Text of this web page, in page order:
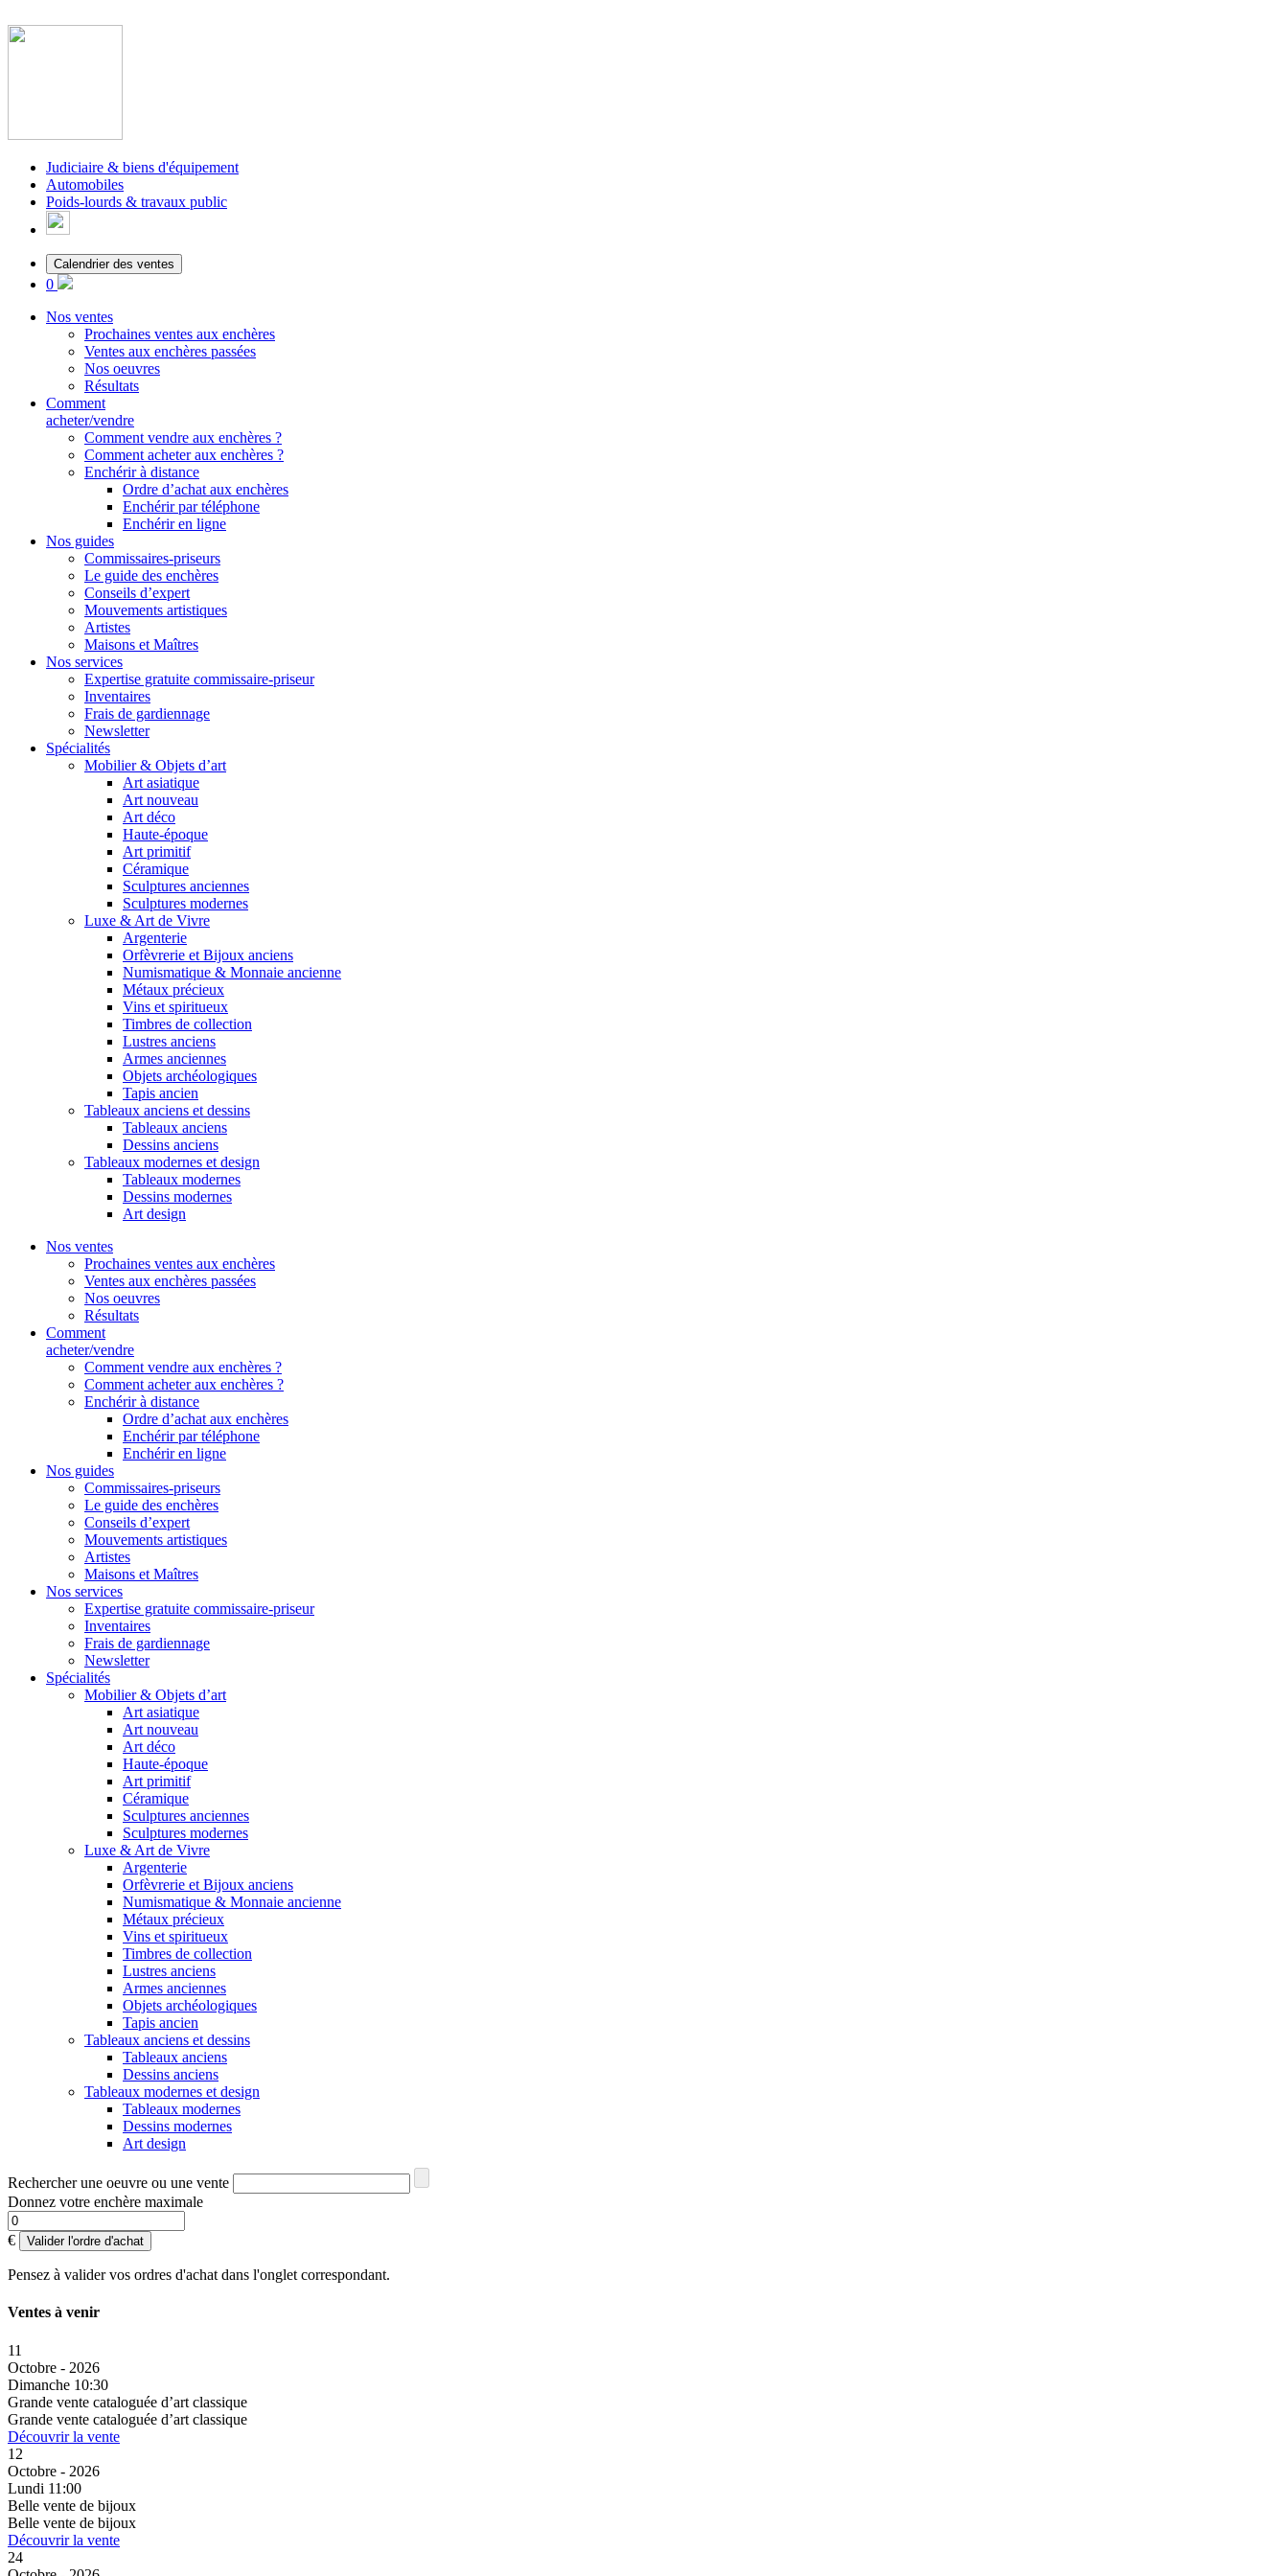
Judiciaire & biens d'équipement
Automobiles
Poids-lourds & travaux public
Calendrier des ventes
0
Nos ventes
Prochaines ventes aux enchères
Ventes aux enchères passées
Nos oeuvres
Résultats
Comment
acheter/vendre
Comment vendre aux enchères ?
Comment acheter aux enchères ?
Enchérir à distance
Ordre d’achat aux enchères
Enchérir par téléphone
Enchérir en ligne
Nos guides
Commissaires-priseurs
Le guide des enchères
Conseils d’expert
Mouvements artistiques
Artistes
Maisons et Maîtres
Nos services
Expertise gratuite commissaire-priseur
Inventaires
Frais de gardiennage
Newsletter
Spécialités
Mobilier & Objets d’art
Art asiatique
Art nouveau
Art déco
Haute-époque
Art primitif
Céramique
Sculptures anciennes
Sculptures modernes
Luxe & Art de Vivre
Argenterie
Orfèvrerie et Bijoux anciens
Numismatique & Monnaie ancienne
Métaux précieux
Vins et spiritueux
Timbres de collection
Lustres anciens
Armes anciennes
Objets archéologiques
Tapis ancien
Tableaux anciens et dessins
Tableaux anciens
Dessins anciens
Tableaux modernes et design
Tableaux modernes
Dessins modernes
Art design
Nos ventes
Prochaines ventes aux enchères
Ventes aux enchères passées
Nos oeuvres
Résultats
Comment
acheter/vendre
Comment vendre aux enchères ?
Comment acheter aux enchères ?
Enchérir à distance
Ordre d’achat aux enchères
Enchérir par téléphone
Enchérir en ligne
Nos guides
Commissaires-priseurs
Le guide des enchères
Conseils d’expert
Mouvements artistiques
Artistes
Maisons et Maîtres
Nos services
Expertise gratuite commissaire-priseur
Inventaires
Frais de gardiennage
Newsletter
Spécialités
Mobilier & Objets d’art
Art asiatique
Art nouveau
Art déco
Haute-époque
Art primitif
Céramique
Sculptures anciennes
Sculptures modernes
Luxe & Art de Vivre
Argenterie
Orfèvrerie et Bijoux anciens
Numismatique & Monnaie ancienne
Métaux précieux
Vins et spiritueux
Timbres de collection
Lustres anciens
Armes anciennes
Objets archéologiques
Tapis ancien
Tableaux anciens et dessins
Tableaux anciens
Dessins anciens
Tableaux modernes et design
Tableaux modernes
Dessins modernes
Art design
Rechercher une oeuvre ou une vente
Donnez votre enchère maximale
€ Valider l'ordre d'achat
Pensez à valider vos ordres d'achat dans l'onglet correspondant.
Ventes à venir
11
Octobre - 2026
Dimanche 10:30
Grande vente cataloguée d’art classique
Grande vente cataloguée d’art classique
Découvrir la vente
12
Octobre - 2026
Lundi 11:00
Belle vente de bijoux
Belle vente de bijoux
Découvrir la vente
24